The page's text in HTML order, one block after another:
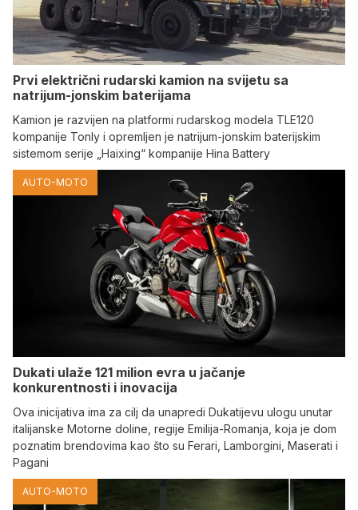
Prvi električni rudarski kamion na svijetu sa
natrijum-jonskim baterijama
Kamion je razvijen na platformi rudarskog modela TLE120
kompanije Tonly i opremljen je natrijum-jonskim baterijskim
sistemom serije „Haixing“ kompanije Hina Battery
AUTO-MOTO
Dukati ulaže 121 milion evra u jačanje
konkurentnosti i inovacija
Ova inicijativa ima za cilj da unapredi Dukatijevu ulogu unutar
italijanske Motorne doline, regije Emilija-Romanja, koja je dom
poznatim brendovima kao što su Ferari, Lamborgini, Maserati i
Pagani
AUTO-MOTO